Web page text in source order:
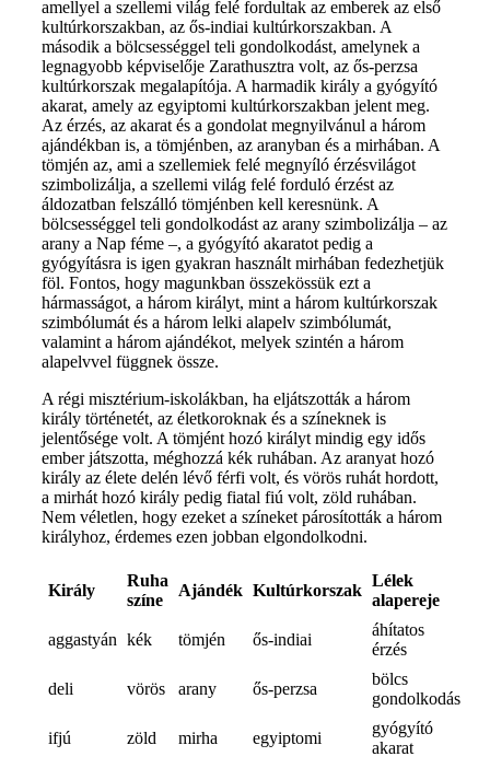
amellyel a szellemi világ felé fordultak az emberek az első
kultúrkorszakban, az ős-indiai kultúrkorszakban. A
második a bölcsességgel teli gondolkodást, amelynek a
legnagyobb képviselője Zarathusztra volt, az ős-perzsa
kultúrkorszak megalapítója. A harmadik király a gyógyító
akarat, amely az egyiptomi kultúrkorszakban jelent meg.
Az érzés, az akarat és a gondolat megnyilvánul a három
ajándékban is, a tömjénben, az aranyban és a mirhában. A
tömjén az, ami a szellemiek felé megnyíló érzésvilágot
szimbolizálja, a szellemi világ felé forduló érzést az
áldozatban felszálló tömjénben kell keresnünk. A
bölcsességgel teli gondolkodást az arany szimbolizálja – az
arany a Nap féme –, a gyógyító akaratot pedig a
gyógyításra is igen gyakran használt mirhában fedezhetjük
föl. Fontos, hogy magunkban összekössük ezt a
hármasságot, a három királyt, mint a három kultúrkorszak
szimbólumát és a három lelki alapelv szimbólumát,
valamint a három ajándékot, melyek szintén a három
alapelvvel függnek össze.
A régi misztérium-iskolákban, ha eljátszották a három
király történetét, az életkoroknak és a színeknek is
jelentősége volt. A tömjént hozó királyt mindig egy idős
ember játszotta, méghozzá kék ruhában. Az aranyat hozó
király az élete delén lévő férfi volt, és vörös ruhát hordott,
a mirhát hozó király pedig fiatal fiú volt, zöld ruhában.
Nem véletlen, hogy ezeket a színeket párosították a három
királyhoz, érdemes ezen jobban elgondolkodni.
Király
Ruha
színe
Ajándék Kultúrkorszak
Lélek
alapereje
aggastyán kék tömjén ős-indiai
áhítatos
érzés
deli vörös arany ős-perzsa
bölcs
gondolkodás
ifjú zöld mirha egyiptomi
gyógyító
akarat